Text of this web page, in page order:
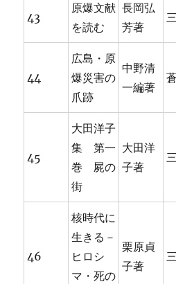
43
原爆文献
を読む
長岡弘
芳著
44
広島・原
爆災害の
爪跡
中野清
一編著
45
大田洋子
集 第一
巻 屍の
街
大田洋
子著
46
核時代に
生きる－
ヒロシ
マ・死の
栗原貞
子著